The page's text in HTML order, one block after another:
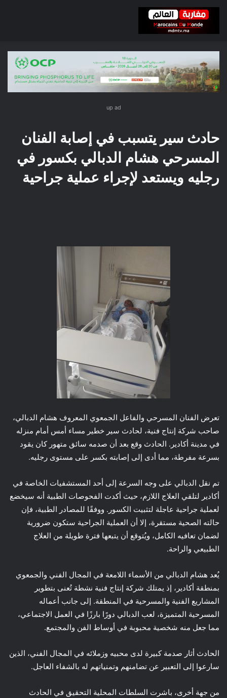
up ad
حادث سير يتسبب في إصابة الفنان
المسرحي هشام الدبالي بكسور في
رجليه ويستعد لإجراء عملية جراحية
تعرض الفنان المسرحي والفاعل الجمعوي المعروف هشام الدبالي،
صاحب شركة إنتاج فنية، لحادث سير خطير مساء أمس أمام منزله
في مدينة أكادير. الحادث وقع بعد أن صدمه سائق متهور كان يقود
بسرعة مفرطة، مما أدى إلى إصابته بكسر على مستوى رجليه.
تم نقل الدبالي على وجه السرعة إلى أحد المستشفيات الخاصة في
أكادير لتلقي العلاج اللازم، حيث أكدت الفحوصات الطبية أنه سيخضع
لعملية جراحية عاجلة لتثبيت الكسور. ووفقًا للمصادر الطبية، فإن
حالته الصحية مستقرة، إلا أن العملية الجراحية ستكون ضرورية
لضمان تعافيه الكامل، ويُتوقع أن يتبعها فترة طويلة من العلاج
الطبيعي والراحة.
يُعد هشام الدبالي من الأسماء اللامعة في المجال الفني والجمعوي
بمنطقة أكادير، إذ يمتلك شركة إنتاج فنية نشطة تُعنى بتطوير
المشاريع الفنية والمسرحية في المنطقة. إلى جانب أعماله
المسرحية المتميزة، لعب الدبالي دورًا بارزًا في العمل الاجتماعي،
مما جعل منه شخصية محبوبة في أوساط الفن والمجتمع.
الحادث أثار صدمة كبيرة لدى محبيه وزملائه في المجال الفني، الذين
سارعوا إلى التعبير عن تضامنهم وتمنياتهم له بالشفاء العاجل.
من جهة أخرى، باشرت السلطات المحلية التحقيق في الحادث